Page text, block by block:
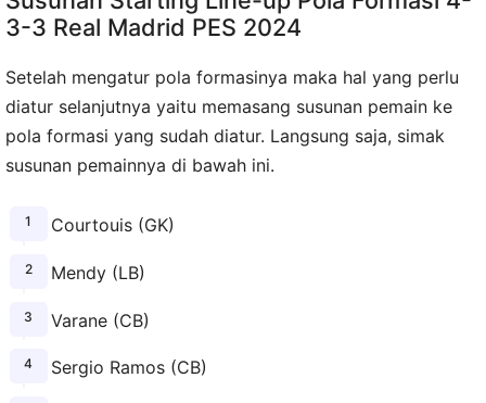
3-3 Real Madrid PES 2024
Setelah mengatur pola formasinya maka hal yang perlu
diatur selanjutnya yaitu memasang susunan pemain ke
pola formasi yang sudah diatur. Langsung saja, simak
susunan pemainnya di bawah ini.
Courtouis (GK)
Mendy (LB)
Varane (CB)
Sergio Ramos (CB)